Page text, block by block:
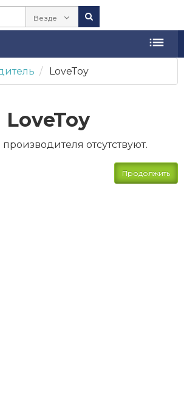
Везде
LoveToy
LoveToy
отсутствуют.
Продолжить